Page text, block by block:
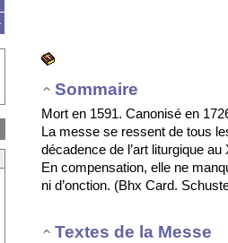
Sommaire
Mort en 1591. Canonisé en
La messe se ressent de tous
décadence de l’art liturgique
En compensation, elle ne
ni d’onction. (Bhx Card.
Textes de la Messe